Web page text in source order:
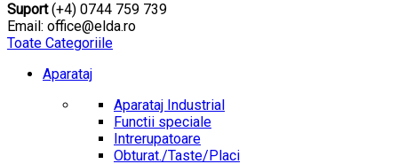
Suport(+4) 0744 759 739
Email: office@elda.ro
Toate Categoriile
Aparataj
Aparataj Industrial
Functii speciale
Intrerupatoare
Obturat./Taste/Placi